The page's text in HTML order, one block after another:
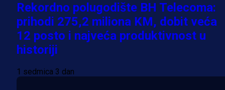
Rekordno polugodište BH Telecoma:
prihodi 275,2 miliona KM, dobit veća
12 posto i najveća produktivnost u
historiji
1 sedmica 3 dan